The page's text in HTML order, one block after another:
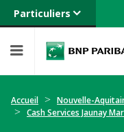
Particuliers
Banque privée
Entreprises
Accueil Nouvelle-
Cash Services Jaunay